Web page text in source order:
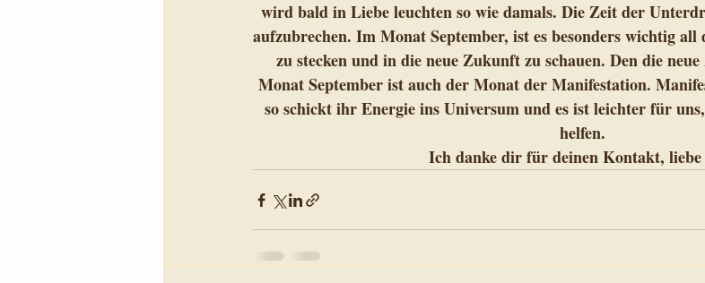
wird bald in Liebe leuchten so wie damals. Die Zeit der
aufzubrechen. Im Monat September, ist es besonders wichtig
zu stecken und in die neue Zukunft zu schauen. Den die
Monat September ist auch der Monat der Manifestation.
so schickt ihr Energie ins Universum und es ist leichter für
helfen.
Ich danke dir für deinen Kontakt, liebe